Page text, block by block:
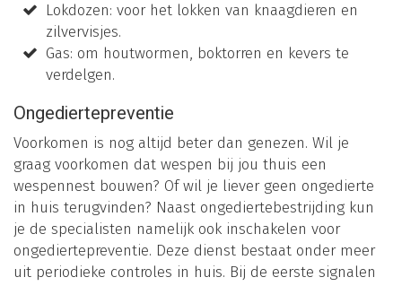
Lokdozen: voor het lokken van knaagdieren en
zilvervisjes.
Gas: om houtwormen, boktorren en kevers te
verdelgen.
Ongediertepreventie
Voorkomen is nog altijd beter dan genezen. Wil je
graag voorkomen dat wespen bij jou thuis een
wespennest bouwen? Of wil je liever geen ongedierte
in huis terugvinden? Naast ongediertebestrijding kun
je de specialisten namelijk ook inschakelen voor
ongediertepreventie. Deze dienst bestaat onder meer
uit periodieke controles in huis. Bij de eerste signalen